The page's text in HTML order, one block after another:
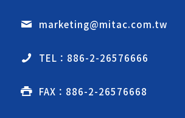
marketing@mitac.com.tw
TEL：886-2-26576666
FAX：886-2-26576668